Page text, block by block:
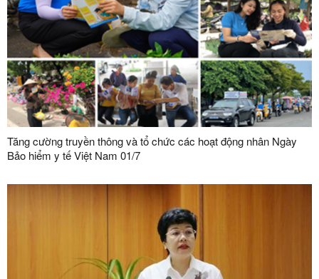
Tăng cường truyền thông và tổ chức các hoạt động nhân Ngày
Bảo hiểm y tế Việt Nam 01/7